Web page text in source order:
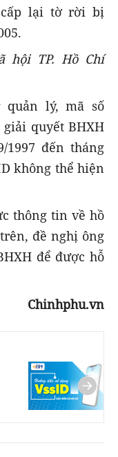
lại tờ rời bị
hội TP. Hồ Chí
quản lý, mã số
quyết BHXH
đến tháng
không thể hiện
thông tin về hồ
đề nghị ông
để được hỗ
Chinhphu.vn